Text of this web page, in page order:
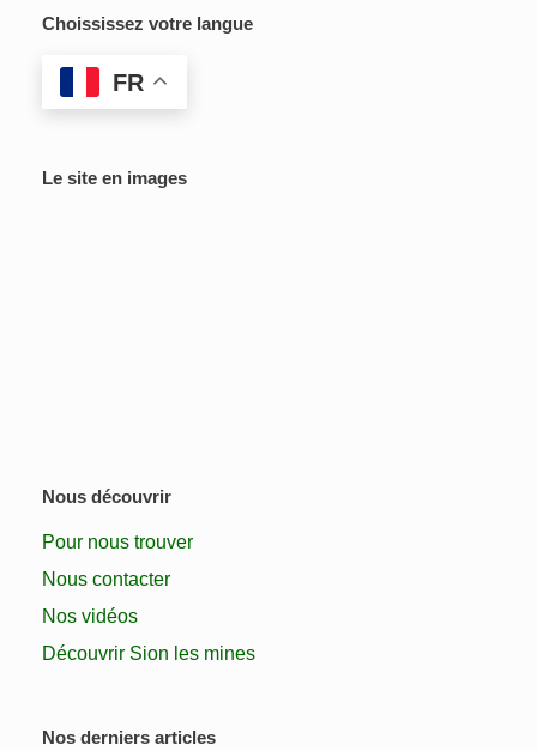
Choississez votre langue
FR
Le site en images
Nous découvrir
Pour nous trouver
Nous contacter
Nos vidéos
Découvrir Sion les mines
Nos derniers articles